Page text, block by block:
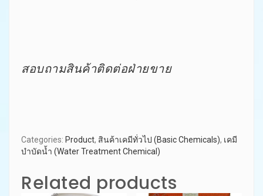
สอบถามสินค้าติดต่อฝ่ายขาย
Categories: Product, สินค้าเคมีทั่วไป (Basic Chemicals), เคมี
บำบัดน้ำ (Water Treatment Chemical)
Related products